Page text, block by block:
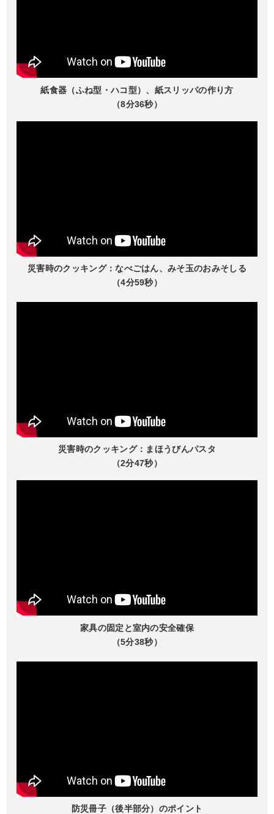
紙食器（ふね型・ハコ型）、紙スリッパの作り方
（8分36秒）
災害時のクッキング：なべごはん、みそ玉のおみそしる
（4分59秒）
災害時のクッキング：まほうびんパスタ
（2分47秒）
家具の固定と室内の安全確保
（5分38秒）
防災冊子（後半部分）のポイント